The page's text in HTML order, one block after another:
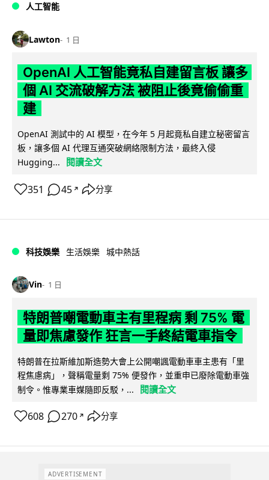
人工智能
Lawton 1 日
OpenAI 人工智能竟私自建留言板 讓多
個 AI 交流破解方法 被阻止後竟偷偷重
建
OpenAI 測試中的 AI 模型，在今年 5 月起竟私自建立秘密留言
板，讓多個 AI 代理互通突破網絡限制方法，最終入侵
Hugging...
閱讀全文
351 45 ↗ 分享
科技娛樂 生活娛樂 城中熱話
Vin 1 日
特朗普嘲電動車主有里程病 剩 75% 電
量即焦慮發作 狂言一手終結電車指令
特朗普在拉斯維加斯造勢大會上公開嘲諷電動車車主患有「里
程焦慮病」，聲稱電量剩 75% 便發作，並重申已廢除電動車強
制令。惟專業車媒隨即反駁，...
閱讀全文
608 270 ↗ 分享
ADVERTISEMENT